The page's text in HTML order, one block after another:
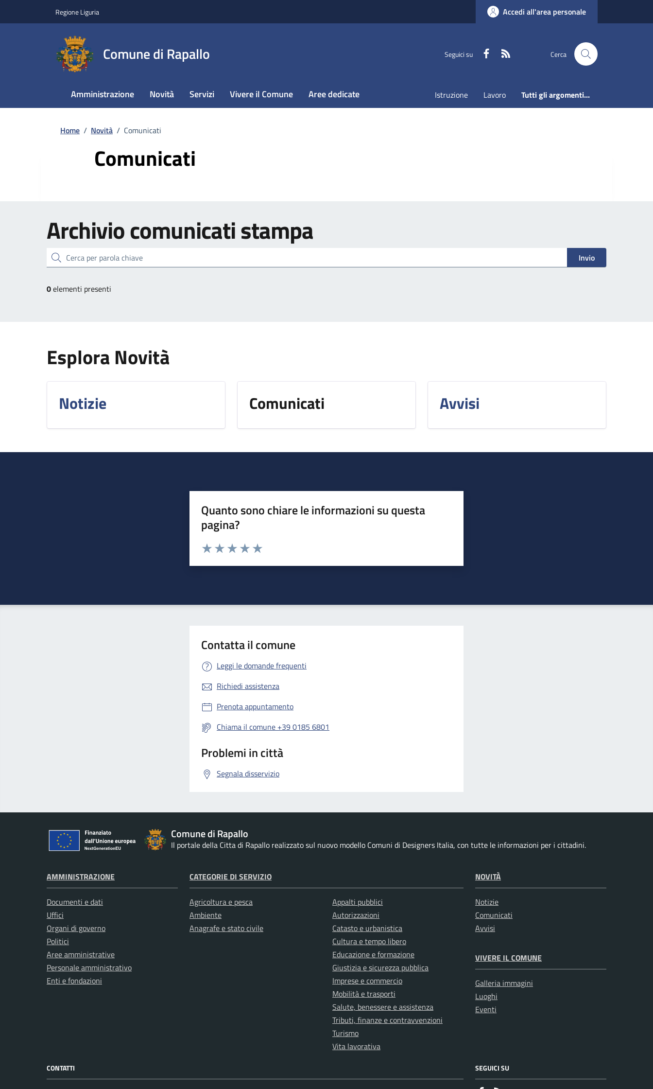
Regione Liguria Accedi all'area personale
Comune di Rapallo Seguici su Faceboook Cerca
Amministrazione Novità Servizi Vivere il Comune Aree dedicate Istruzione Lavoro Tutti gli argomenti...
Home / Novità / Comunicati
Comunicati
Archiviocomunicati stampa
cerca Invio
0elementi presenti
Esplora Novità
Notizie Comunicati Avvisi
Quanto sono chiare le informazioni su questa
pagina?
Valuta da 1 a 5 stelle la pagina
Contatta il comune
Leggi le domande frequenti
Richiedi assistenza
Prenota appuntamento
Chiama il comune +39 0185 6801
Problemi in città
Segnala disservizio
Comune di Rapallo
Il portale della Citta di Rapallo realizzato sul nuovo modello Comuni di Designers Italia, con tutte le informazioni per i cittadini.
AMMINISTRAZIONE
Documenti e dati
Uffici
Organi di governo
Politici
Aree amministrative
Personale amministrativo
Enti e fondazioni
CATEGORIE DI SERVIZIO
Agricoltura e pesca
Ambiente
Anagrafe e stato civile
Appalti pubblici
Autorizzazioni
Catasto e urbanistica
Cultura e tempo libero
Educazione e formazione
Giustizia e sicurezza pubblica
Imprese e commercio
Mobilità e trasporti
Salute, benessere e assistenza
Tributi, finanze e contravvenzioni
Turismo
Vita lavorativa
NOVITÀ
Notizie
Comunicati
Avvisi
VIVERE IL COMUNE
Galleria immagini
Luoghi
Eventi
CONTATTI SEGUICI SU